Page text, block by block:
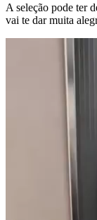
A seleção pode ter
vai te dar muita